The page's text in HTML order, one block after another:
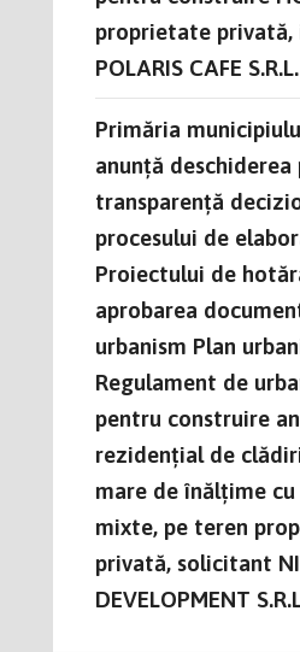
proprietate
POLARIS CAFE S.R.L.
Primăria
anunţă
transparenţă
procesului de
Proiectului de
aprobarea
urbanism Plan
Regulament de
pentru construire
rezidențial de
mare de înălțime
mixte, pe teren
privată, solicitant
DEVELOPMENT